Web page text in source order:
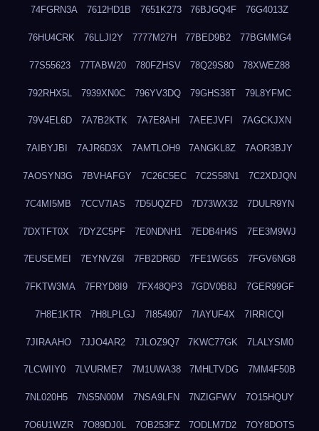
74FGRN3A 7612HD1B 7651K273 76BJGQ4F 76G4013Z
76HU4CRK 76LLJI2Y 7777M27H 77BED9B2 77BGMMG4
77S55623 77TABW20 780FZHSV 78Q29S80 78XWEZ88
792RHX5L 7939XN0C 796YV3DQ 79GHS38T 79L8YFMC
79V4EL6D 7A7B2KTK 7A7E8AHI 7AEEJVFI 7AGCKJXN
7AIBYJBI 7AJR6D3X 7AMTLOH9 7ANGKL8Z 7AOR3BJY
7AOSYN3G 7BVHAFGY 7C26C5EC 7C2S58N1 7C2XDJQN
7C4MI5MB 7CCV7IAS 7D5UQZFD 7D73WX32 7DULR9YN
7DXTFT0X 7DYZC5PF 7E0NDNH1 7EDB4H4S 7EE3M9WJ
7EUSEMEI 7EYNVZ6I 7FB2DR6D 7FE1WG6S 7FGV6NG8
7FKTW3MA 7FRYD8I9 7FX48QP3 7GDV0B8J 7GER99GF
7H8E1KTR 7H8LPLGJ 7I854907 7IAYUF4X 7IRRICQI
7JIRAAHO 7JJO4AR2 7JLOZ9Q7 7KWC77GK 7LALYSM0
7LCWIIY0 7LVURME7 7M1UWA38 7MHLTVDG 7MM4F50B
7NL020H5 7NS5N00M 7NSA9LFN 7NZIGFWV 7O15HQUY
7O6U1WZR 7O89DJ0L 7OB253FZ 7ODLM7D2 7OY8DOTS